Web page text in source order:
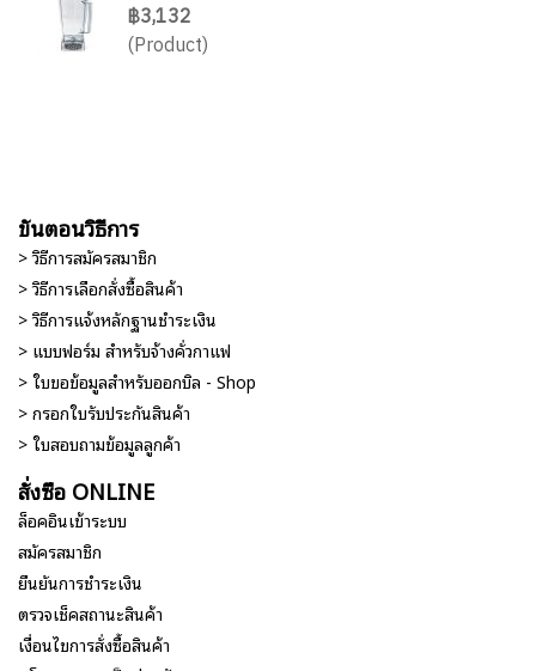
฿3,132
(Product)
ขั้นตอนวิธีการ
> วิธีการสมัครสมาชิก
> วิธีการเลือกสั่งซื้อสินค้า
> วิธีการแจ้งหลักฐานชำระเงิน
> แบบฟอร์ม สำหรับจ้างคั่วกาแฟ
> ใบขอข้อมูลสำหรับออกบิล - Shop
> กรอกใบรับประกันสินค้า
> ใบสอบถามข้อมูลลูกค้า
สั่งซื้อ ONLINE
ล็อคอินเข้าระบบ
สมัครสมาชิก
ยืนยันการชำระเงิน
ตรวจเช็คสถานะสินค้า
เงื่อนไขการสั่งซื้อสินค้า